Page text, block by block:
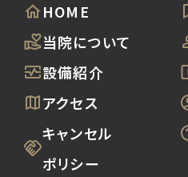
HOME
当院について
設備紹介
アクセス
キャンセル
ポリシー